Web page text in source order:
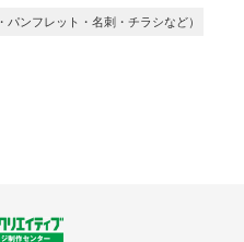
パンフレット・名刺・チラシなど）